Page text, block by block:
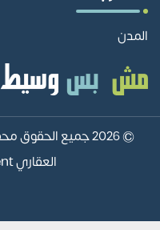
المدن
© 2026 جميع الحقوق محفوظة -
العقاري sadan investment